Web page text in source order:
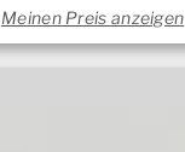
Meinen Preis anzeigen